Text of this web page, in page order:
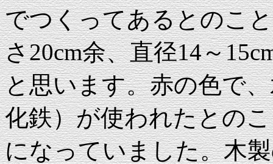
でつくってあるとのこ
さ20cm余、直径14～
と思います。赤の色で
化鉄）が使われたとの
になっていました。木